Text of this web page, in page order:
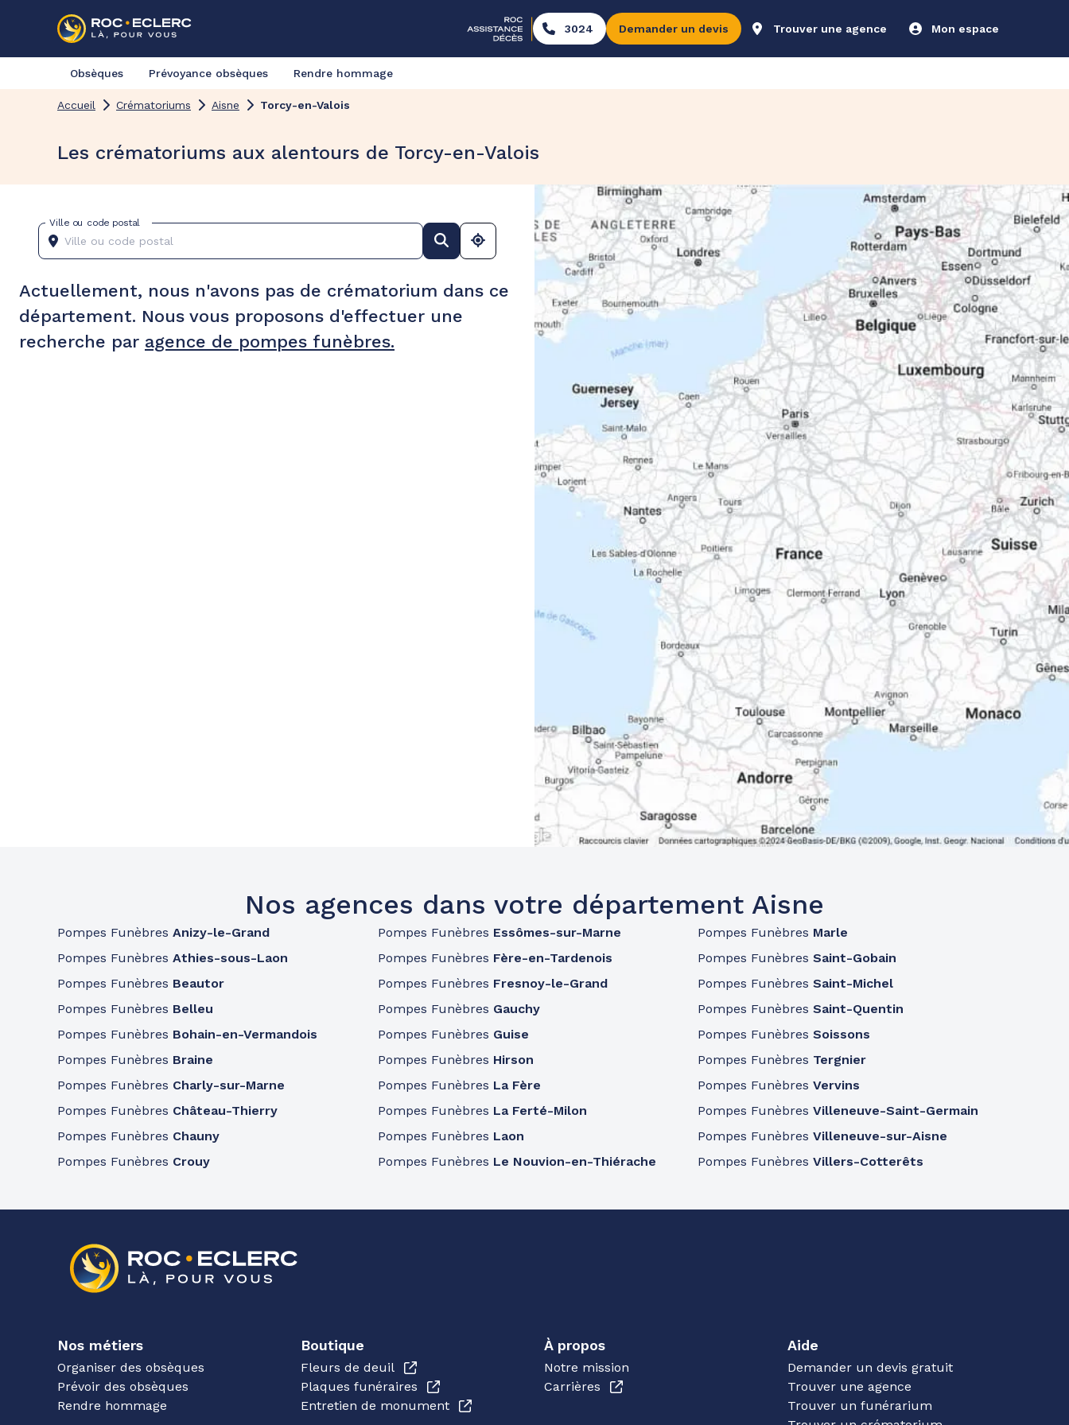
3024 Demander un devis Trouver une agence Mon espace
Obsèques Prévoyance obsèques Rendre hommage
Accueil Crématoriums Aisne Torcy-en-Valois
Les crématoriums aux alentours de Torcy-en-Valois
Ville ou code postal
Actuellement, nous n'avons pas de crématorium dans ce
département. Nous vous proposons d'effectuer une
recherche par agence de pompes funèbres.
Nos agences dans votre département Aisne
Pompes Funèbres Anizy-le-Grand
Pompes Funèbres Athies-sous-Laon
Pompes Funèbres Beautor
Pompes Funèbres Belleu
Pompes Funèbres Bohain-en-Vermandois
Pompes Funèbres Braine
Pompes Funèbres Charly-sur-Marne
Pompes Funèbres Château-Thierry
Pompes Funèbres Chauny
Pompes Funèbres Crouy
Pompes Funèbres Essômes-sur-Marne
Pompes Funèbres Fère-en-Tardenois
Pompes Funèbres Fresnoy-le-Grand
Pompes Funèbres Gauchy
Pompes Funèbres Guise
Pompes Funèbres Hirson
Pompes Funèbres La Fère
Pompes Funèbres La Ferté-Milon
Pompes Funèbres Laon
Pompes Funèbres Le Nouvion-en-Thiérache
Pompes Funèbres Marle
Pompes FunèbresSaint-Gobain
Pompes FunèbresSaint-Michel
Pompes FunèbresSaint-Quentin
Pompes FunèbresSoissons
Pompes Funèbres Tergnier
Pompes FunèbresVervins
Pompes FunèbresVilleneuve-Saint-Germain
Pompes FunèbresVilleneuve-sur-Aisne
Pompes FunèbresVillers-Cotterêts
Nos métiers
Organiser des obsèques
Prévoir des obsèques
Rendre hommage
Boutique
Fleurs de deuil
Plaques funéraires
Entretien de monument
À propos
Notre mission
Carrières
Aide
Demander un devis gratuit
Trouver une agence
Trouver un funérarium